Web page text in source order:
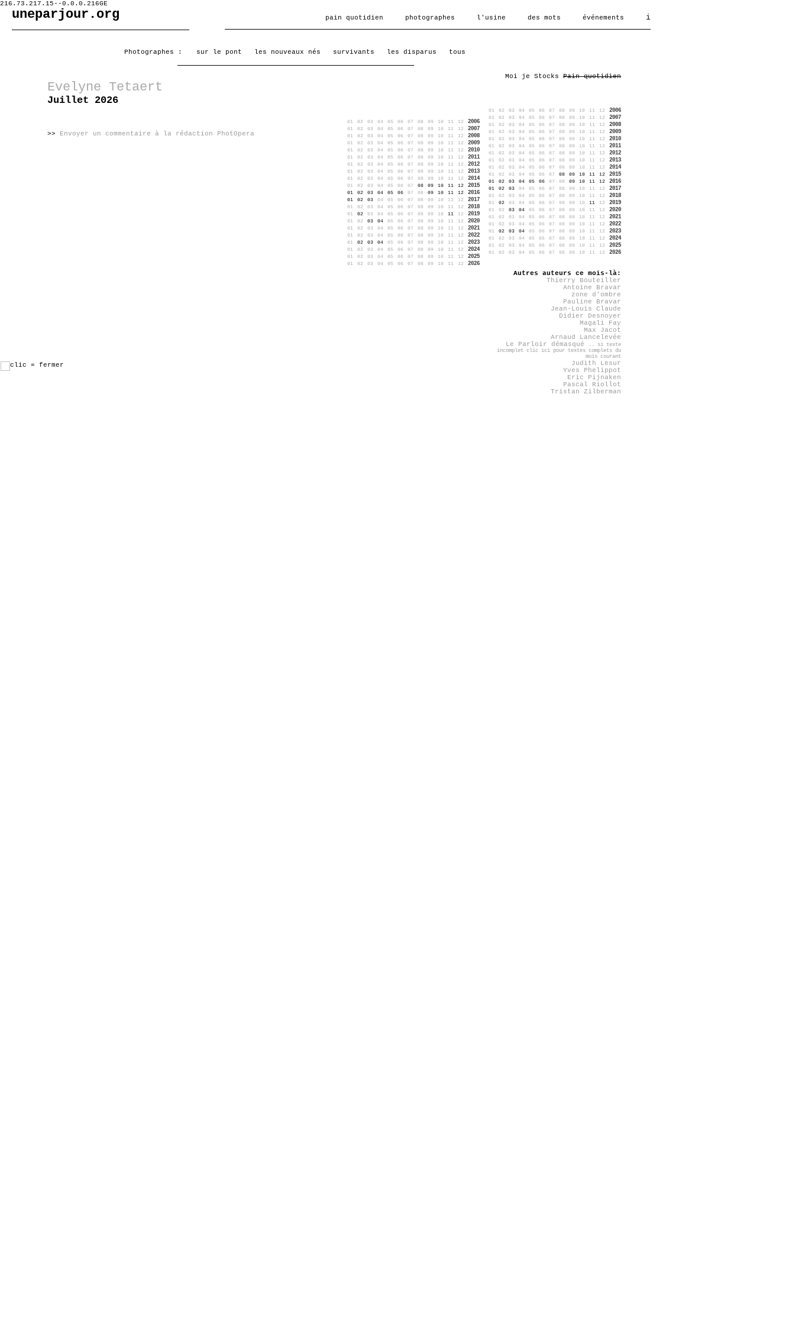
216.73.217.15--0.0.0.216GE
uneparjour.org pain quotidien photographes l'usine des mots événements i
Photographes : sur le pont les nouveaux nés survivants les disparus tous
Moi je Stocks Pain quotidien
Evelyne Tetaert
01 02 03 04 05 06 07 08 09 10 11 12 2006
01 02 03 04 05 06 07 08 09 10 11 12 2007
01 02 03 04 05 06 07 08 09 10 11 12 2008
01 02 03 04 05 06 07 08 09 10 11 12 2009
01 02 03 04 05 06 07 08 09 10 11 12 2010
01 02 03 04 05 06 07 08 09 10 11 12 2011
01 02 03 04 05 06 07 08 09 10 11 12 2012
01 02 03 04 05 06 07 08 09 10 11 12 2013
01 02 03 04 05 06 07 08 09 10 11 12 2014
01 02 03 04 05 06 07 08 09 10 11 12 2015
01 02 03 04 05 06 07 08 09 10 11 12 2016
01 02 03 04 05 06 07 08 09 10 11 12 2017
01 02 03 04 05 06 07 08 09 10 11 12 2018
01 02 03 04 05 06 07 08 09 10 11 12 2019
01 02 03 04 05 06 07 08 09 10 11 12 2020
01 02 03 04 05 06 07 08 09 10 11 12 2021
01 02 03 04 05 06 07 08 09 10 11 12 2022
01 02 03 04 05 06 07 08 09 10 11 12 2023
01 02 03 04 05 06 07 08 09 10 11 12 2024
01 02 03 04 05 06 07 08 09 10 11 12 2025
01 02 03 04 05 06 07 08 09 10 11 12 2026
Autres auteurs ce mois-là:
Thierry Bouteiller
Antoine Bravar
zone d'ombre
Pauline Bravar
Jean-Louis Claude
Didier Desnoyer
Magali Fay
Max Jacot
Arnaud Lancelevée
Le Parloir démasqué
.. si texte
incomplet clic ici pour textes complets du
mois courant
Judith Lesur
Yves Phelippot
Eric Pijnaken
Pascal Riollot
Tristan Zilberman
Juillet 2026
01 02 03 04 05 06 07 08 09 10 11 12 2006
01 02 03 04 05 06 07 08 09 10 11 12 2007
01 02 03 04 05 06 07 08 09 10 11 12 2008
01 02 03 04 05 06 07 08 09 10 11 12 2009
01 02 03 04 05 06 07 08 09 10 11 12 2010
01 02 03 04 05 06 07 08 09 10 11 12 2011
01 02 03 04 05 06 07 08 09 10 11 12 2012
01 02 03 04 05 06 07 08 09 10 11 12 2013
01 02 03 04 05 06 07 08 09 10 11 12 2014
01 02 03 04 05 06 07 08 09 10 11 12 2015
01 02 03 04 05 06 07 08 09 10 11 12 2016
01 02 03 04 05 06 07 08 09 10 11 12 2017
01 02 03 04 05 06 07 08 09 10 11 12 2018
01 02 03 04 05 06 07 08 09 10 11 12 2019
01 02 03 04 05 06 07 08 09 10 11 12 2020
01 02 03 04 05 06 07 08 09 10 11 12 2021
01 02 03 04 05 06 07 08 09 10 11 12 2022
01 02 03 04 05 06 07 08 09 10 11 12 2023
01 02 03 04 05 06 07 08 09 10 11 12 2024
01 02 03 04 05 06 07 08 09 10 11 12 2025
01 02 03 04 05 06 07 08 09 10 11 12 2026
>> Envoyer un commentaire à la rédaction PhotOpera